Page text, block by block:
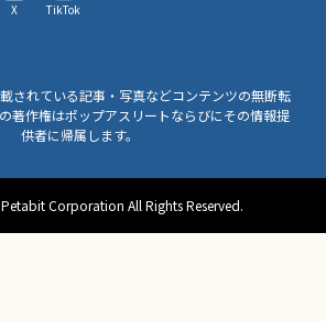
X TikTok
されている記事・写真などコンテンツの無断転
著作権はポップアスリートならびにその情報提
供者に帰属します。
Corporation All Rights Reserved.